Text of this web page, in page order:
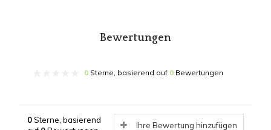
Bewertungen
0 Sterne, basierend auf 0 Bewertungen
0Sterne, basierend
Ihre Bewertung hinzufügen